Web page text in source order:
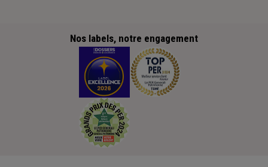
Nos labels, notre engagement